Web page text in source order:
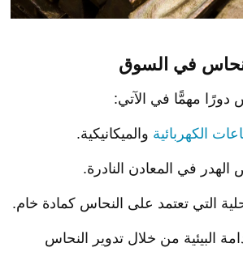
في السوق
دورًا مهمًّا في الآتي:
الكهربائية والميكانيكية.
الهدر في المعادن النادرة.
التي تعتمد على النحاس كمادة خام.
البيئية من خلال تدوير النحاس